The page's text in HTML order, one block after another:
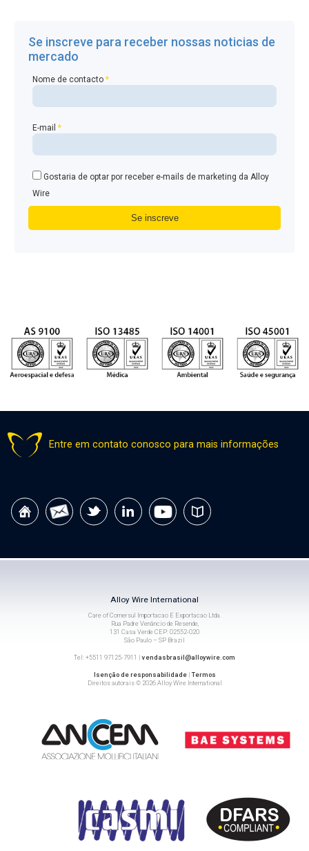
Se inscreve para receber nossas noticias de
mercado
Nome de contacto*
E-mail*
Gostaria de optar por receber e-mails de marketing da Alloy
Wire
Entre em contato conosco para mais informações
Alloy Wire International
Care of Comersul Importacao E Exportacao Ltda.
Rua Padre Venâncio de Resende,
131 Casa Verde CEP: 02552-020
São Paulo – SP Brazil
Tel: +5511 97125-7911 |vendasbrasil@alloywire.com
Isenção de responsabilidade|Termos
Direitos autorais © 2026 Alloy Wire International